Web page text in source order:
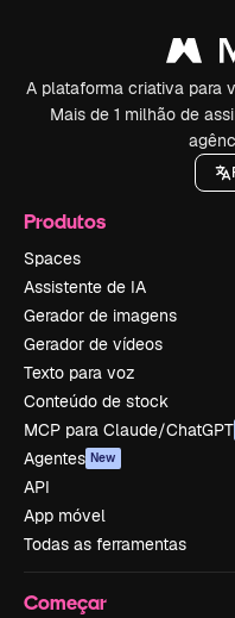
A plataforma criativa para
Mais de 1 milhão de
Produtos
Spaces
Assistente de IA
Gerador de imagens
Gerador de vídeos
Texto para voz
Conteúdo de stock
MCP para Claude/ChatGPT
Agentes New
API
App móvel
Todas as ferramentas
Começar